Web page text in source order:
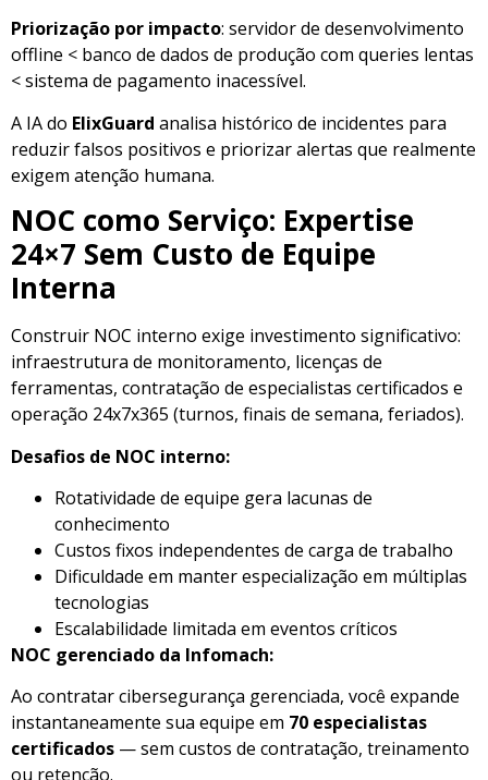
Priorização por impacto: servidor de desenvolvimento
offline < banco de dados de produção com queries lentas
< sistema de pagamento inacessível.
A IA do ElixGuard analisa histórico de incidentes para
reduzir falsos positivos e priorizar alertas que realmente
exigem atenção humana.
NOC como Serviço: Expertise
24×7 Sem Custo de Equipe
Interna
Construir NOC interno exige investimento significativo:
infraestrutura de monitoramento, licenças de
ferramentas, contratação de especialistas certificados e
operação 24x7x365 (turnos, finais de semana, feriados).
Desafios de NOC interno:
Rotatividade de equipe gera lacunas de
conhecimento
Custos fixos independentes de carga de trabalho
Dificuldade em manter especialização em múltiplas
tecnologias
Escalabilidade limitada em eventos críticos
NOC gerenciado da Infomach:
Ao contratar cibersegurança gerenciada, você expande
instantaneamente sua equipe em 70 especialistas
certificados — sem custos de contratação, treinamento
ou retenção.